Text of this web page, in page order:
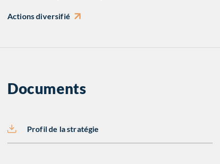
Actions diversifié
Documents
Profil de la stratégie